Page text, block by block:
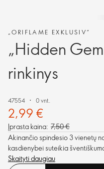
„ORIFLAME EXKLUSIV“
„Hidden
rinkinys
47554 0 vnt.
2,99 €
Įprasta kaina: 7,50 €
Akinančio spindesio 3 vienetų
kasdienybei suteikia
Skaityti daugiau